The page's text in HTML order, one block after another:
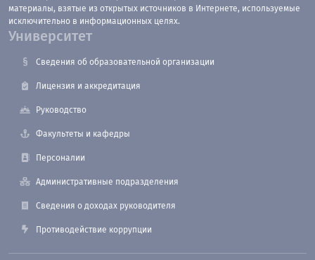
материалы, взятые из открытых источников в Интернете, используемые
исключительно в информационных целях.
Университет
Сведения об образовательной организации
Лицензия и аккредитация
Руководство
Факультеты и кафедры
Персоналии
Административные подразделения
Сведения о доходах руководителя
Противодействие коррупции